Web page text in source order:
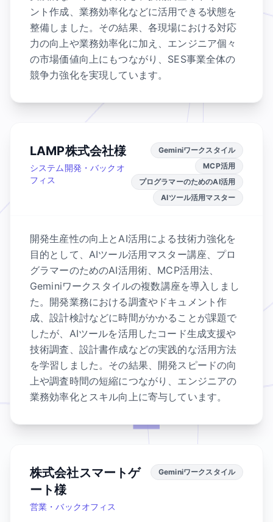
ント作成、業務効率化などに活用できる状態を
整備しました。その結果、各現場における対応
力の向上や業務効率化に加え、エンジニア個々
の市場価値向上にもつながり、SES事業全体の
競争力強化を実現しています。
LAMP株式会社様
システム開発・バックオ
フィス
Geminiワークスタイル
MCP活用
プログラマーのためのAI活用
AIツール活用マスター
開発生産性の向上とAI活用による技術力強化を
目的として、AIツール活用マスター講座、プロ
グラマーのためのAI活用術、MCP活用法、
Geminiワークスタイルの複数講座を導入しまし
た。開発業務における調査やドキュメント作
成、設計検討などに時間がかかることが課題で
したが、AIツールを活用したコード生成支援や
技術調査、設計書作成などの実践的な活用方法
を学習しました。その結果、開発スピードの向
上や調査時間の短縮につながり、エンジニアの
業務効率化とスキル向上に寄与しています。
株式会社スマートゲ
ート様
営業・バックオフィス
Geminiワークスタイル